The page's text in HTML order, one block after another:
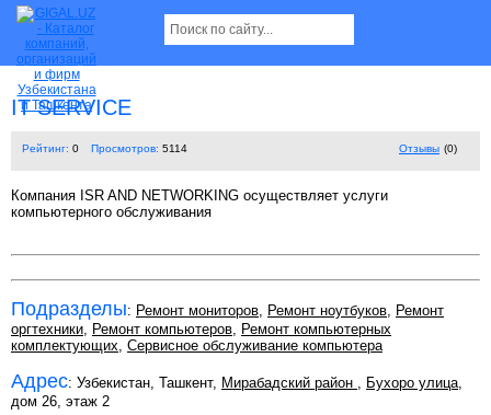
IT SERVICE
Рейтинг: 0 Просмотров: 5114 Отзывы (0)
Компания ISR AND NETWORKING осуществляет услуги
компьютерного обслуживания
Подразделы: Ремонт мониторов, Ремонт ноутбуков, Ремонт
оргтехники, Ремонт компьютеров, Ремонт компьютерных
комплектующих, Сервисное обслуживание компьютера
Адрес: Узбекистан, Ташкент, Мирабадский район , Бухоро улица,
дом 26, этаж 2